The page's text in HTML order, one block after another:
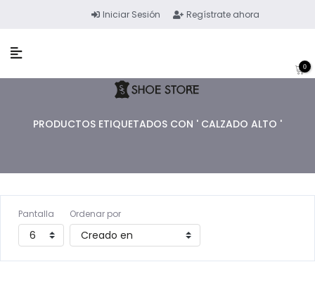
Iniciar Sesión Regístrate ahora
0
PRODUCTOS ETIQUETADOS CON ' CALZADO ALTO '
Pantalla Ordenar por